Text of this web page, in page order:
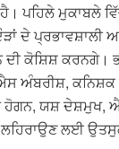
ਮੁਕਾਬਲੇ
ਦੇ
ਦੀ ਕੋਸ਼ਿਸ਼
ਅੰਬਰੀਸ਼,
ਹੋਗਨ, ਯਸ਼ ਦੇਸ਼ਮੁਖ,
ਲਈ